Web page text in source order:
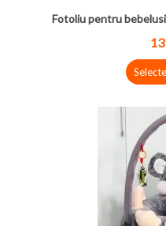
Fotoliu pentru